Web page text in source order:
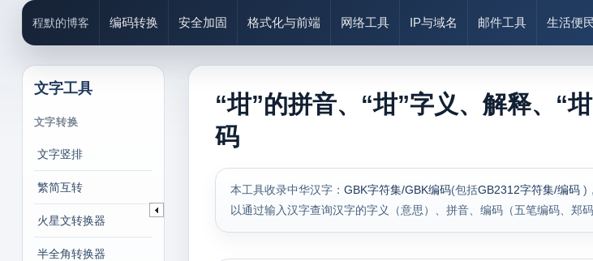
程默的博客 编码转换 安全加固 格式化与前端 网络工具 IP与域名 邮件工具 生活便
文字工具
文字转换
文字竖排
繁简互转
火星文转换器
半全角转换器
“坩”的拼音、“坩”字义、解释、“
码
本工具收录中华汉字： GBK字符集/GBK编码(包括GB2312字符集/编码 )
以通过输入汉字查询汉字的字义（意思）、拼音、编码（五笔编码、郑